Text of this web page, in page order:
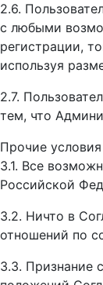
2.6.
с любыми
регистрации,
используя
2.7.
тем, что
Прочие условия
3.1. Все
Российской
3.2. Ничто в
отношений по
3.3. Признание